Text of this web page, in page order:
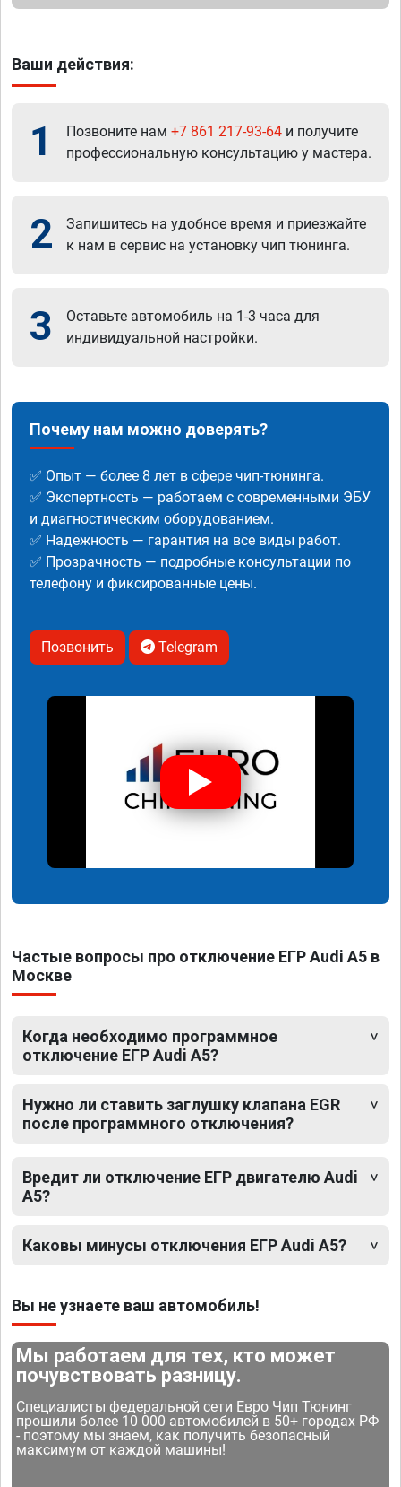
Ваши действия:
1 Позвоните нам +7 861 217-93-64 и получите
профессиональную консультацию у мастера.
2
Запишитесь на удобное время и приезжайте
к нам в сервис на установку чип тюнинга.
3
Оставьте автомобиль на 1-3 часа для
индивидуальной настройки.
Почему нам можно доверять?
✅ Опыт — более 8 лет в сфере чип-тюнинга.
✅ Экспертность — работаем с современными ЭБУ
и диагностическим оборудованием.
✅ Надежность — гарантия на все виды работ.
✅ Прозрачность — подробные консультации по
телефону и фиксированные цены.
Позвонить Telegram
Частые вопросы про отключение ЕГР Audi A5 в
Москве
Когда необходимо программное
отключение ЕГР Audi A5?
Нужно ли ставить заглушку клапана EGR
после программного отключения?
Вредит ли отключение ЕГР двигателю Audi
A5?
Каковы минусы отключения ЕГР Audi A5?
Вы не узнаете ваш автомобиль!
Мы работаем для тех, кто может
почувствовать разницу.
Специалисты федеральной сети Евро Чип Тюнинг
прошили более 10 000 автомобилей в 50+ городах РФ
- поэтому мы знаем, как получить безопасный
максимум от каждой машины!